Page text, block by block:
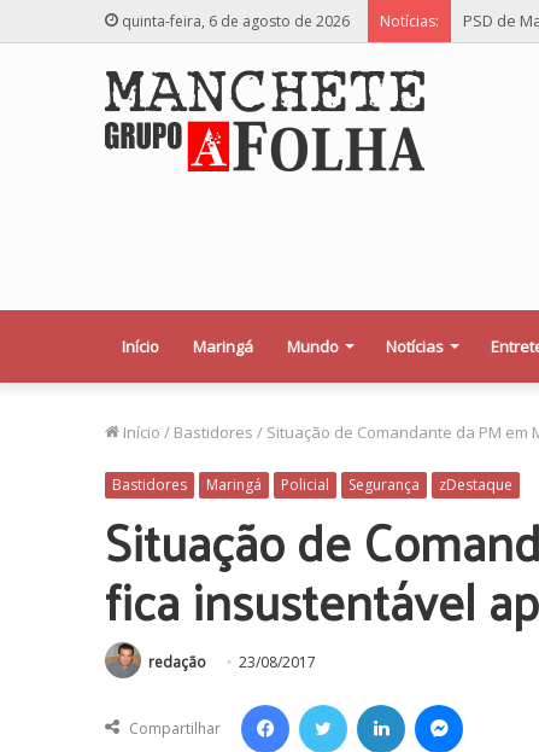
quinta-feira, 6 de agosto de 2026 Notícias: PSD de
Início Maringá Mundo Notícias
Início / Bastidores / Situação de Comandante da PM
Bastidores Maringá Policial Segurança zDestaque
Situação de
fica insustentável
redação 23/08/2017
Compartilhar